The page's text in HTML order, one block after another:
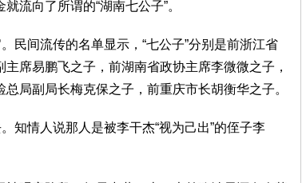
流向了所谓的“湖南七公子”。
民间流传的名单显示，“七公子”分别是前浙江省
席易鹏飞之子，前湖南省政协主席李微微之子，
局副局长梅克保之子，前重庆市长胡衡华之子。
知情人说那人是被李干杰“视为己出”的侄子李